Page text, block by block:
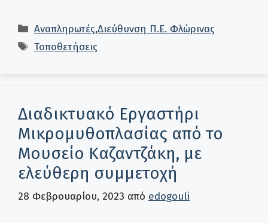
Κατηγορίες
Αναπληρωτές,Διεύθυνση Π.Ε. Φλώρινας
Ετικέτες
Τοποθετήσεις
Διαδικτυακό Εργαστήρι
Μικρομυθοπλασίας από το
Μουσείο Καζαντζάκη, με
ελεύθερη συμμετοχή
28 Φεβρουαρίου, 2023 από edogouli